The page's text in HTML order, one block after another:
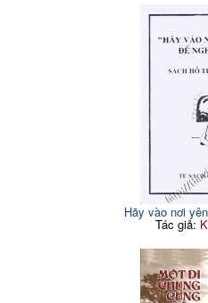
Hãy vào nơi
Tác giả: